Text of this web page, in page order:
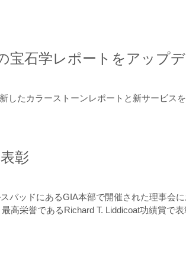
宝石学レポートをアップデ
したカラーストーンレポートと新サービス
彰
バッドにあるGIA本部で開催された理事会
高栄誉であるRichard T. Liddicoat功績賞で表